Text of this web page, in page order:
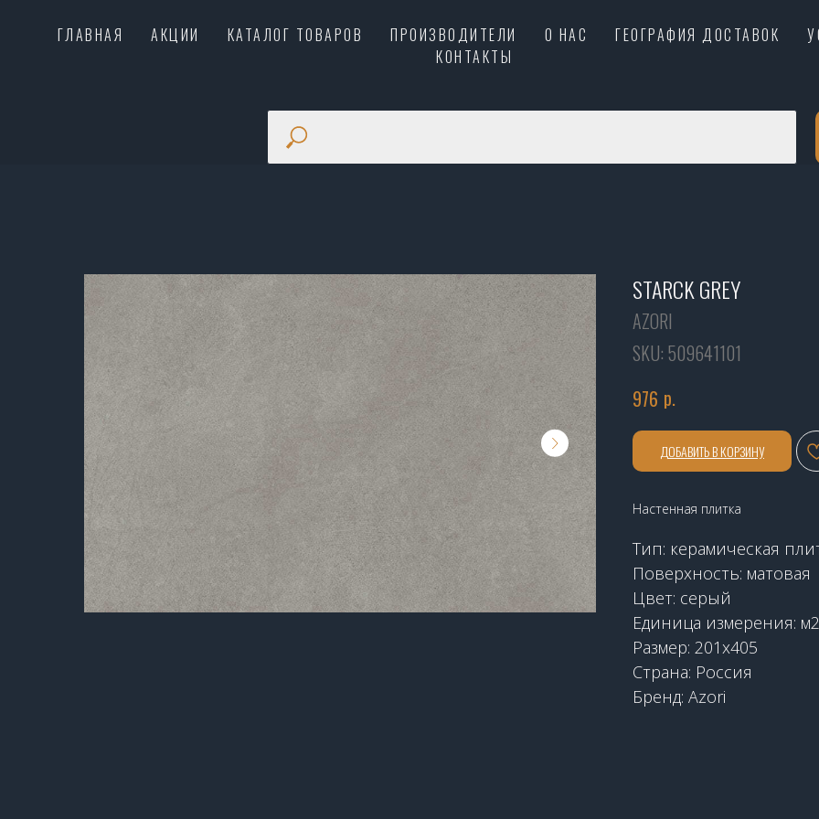
ГЛАВНАЯ АКЦИИ КАТАЛОГ ТОВАРОВ ПРОИЗВОДИТЕЛИ О НАС ГЕОГРАФИЯ ДОСТАВОК
КОНТАКТЫ
STARCK GREY
AZORI
SKU: 509641101
976 р.
ДОБАВИТЬ В КОРЗИНУ
Настенная плитка
Тип: керамическая
Поверхность: матовая
Цвет: серый
Единица измерения: м2
Размер: 201х405
Страна: Россия
Бренд: Azori